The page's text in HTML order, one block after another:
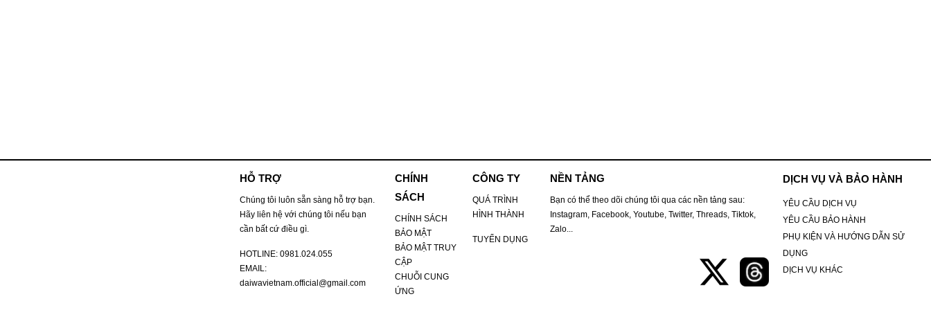
HỖ TRỢ
Chúng tôi luôn sẵn sàng hỗ trợ bạn.
Hãy liên hệ với chúng tôi nếu bạn
cần bất cứ điều gì.
HOTLINE: 0981.024.055
EMAIL:
daiwavietnam.official@gmail.com
CHÍNH
SÁCH
CHÍNH SÁCH
BẢO MẬT
BẢO MẬT TRUY
CẬP
CHUỖI CUNG
ỨNG
CÔNG TY
QUÁ TRÌNH
HÌNH THÀNH
TUYỂN DỤNG
NỀN TẢNG
Bạn có thể theo dõi chúng tôi qua các nền tảng sau:
Instagram, Facebook, Youtube, Twitter, Threads, Tiktok,
Zalo...
DỊCH VỤ VÀ BẢO HÀNH
YÊU CẦU DỊCH VỤ
YÊU CẦU BẢO HÀNH
PHỤ KIỆN VÀ HƯỚNG DẪN SỬ
DỤNG
DỊCH VỤ KHÁC